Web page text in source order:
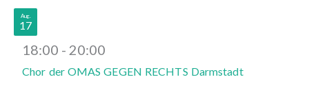
Aug.
17
18:00 - 20:00
Chor der OMAS GEGEN RECHTS Darmstadt